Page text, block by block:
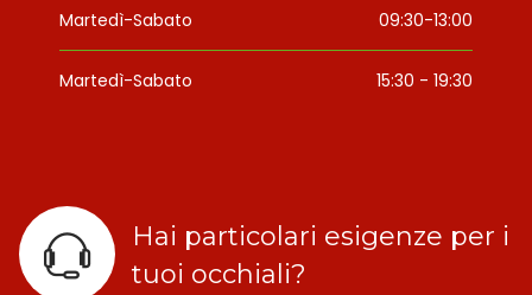
Martedì-Sabato 09:30-13:00
Martedì-Sabato 15:30 - 19:30
Hai particolari esigenze per i
tuoi occhiali?